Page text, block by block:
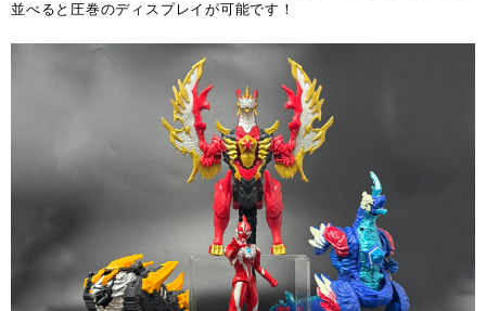
並べると圧巻のディスプレイが可能です！